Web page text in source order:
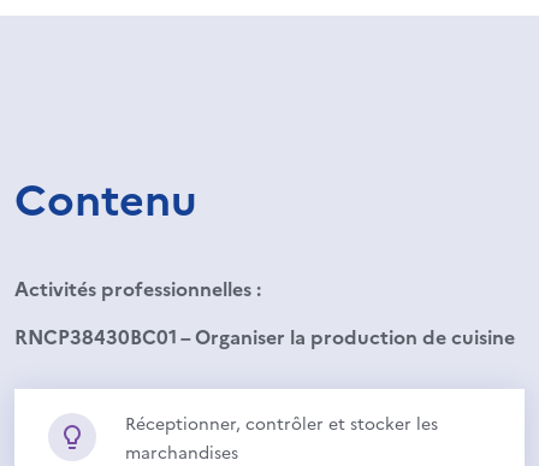
Contenu
Activités professionnelles :
RNCP38430BC01 – Organiser la production de cuisine
Réceptionner, contrôler et stocker les
marchandises